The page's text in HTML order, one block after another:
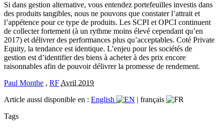
Si dans gestion alternative, vous entendez portefeuilles investis dans
des produits tangibles, nous ne pouvons que constater l’attrait et
l’appétence pour ce type de produits. Les SCPI et OPCI continuent
de collecter fortement (à un rythme moins élevé cependant qu’en
2017) et délivrer des performances plus qu’acceptables. Coté Private
Equity, la tendance est identique. L’enjeu pour les sociétés de
gestion est d’identifier des biens à acheter à des prix encore
raisonnables afin de pouvoir délivrer la promesse de rendement.
Paul Monthe , RF Avril 2019
Article aussi disponible en : English | français
Tags